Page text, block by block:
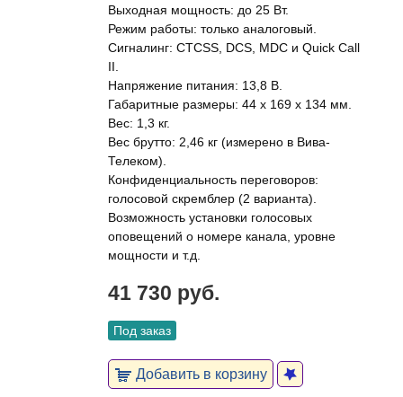
Выходная мощность: до 25 Вт.
Режим работы: только аналоговый.
Сигналинг: CTCSS, DCS, MDC и Quick Call
II.
Напряжение питания: 13,8 В.
Габаритные размеры: 44 х 169 х 134 мм.
Вес: 1,3 кг.
Вес брутто: 2,46 кг (измерено в Вива-
Телеком).
Конфиденциальность переговоров:
голосовой скремблер (2 варианта).
Возможность установки голосовых
оповещений о номере канала, уровне
мощности и т.д.
41 730 руб.
Под заказ
Добавить в корзину